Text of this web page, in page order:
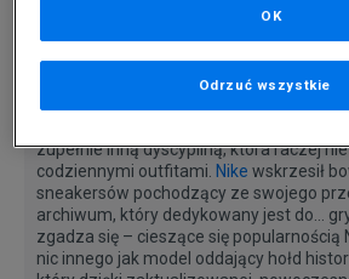
Amerykański producent, który na
jako jeden z ekspertów od obuwia
zarówno przez profesjonalistów, jak i
rodzaju sportowej aktywności,
zupełnie inną dyscypliną, która raczej
codziennymi outfitami. Nike wskrzesił
sneakersów pochodzący ze swojego
archiwum, który dedykowany jest do…
zgadza się – cieszące się popularnością
nic innego jak model oddający hołd
Odrzuć wszystkie
OK